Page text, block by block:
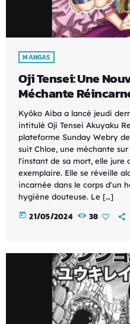
MANGAS
Oji Tensei: Une
Méchante
Kyôko Aiba a lancé jeudi
intitulé Oji Tensei Akuyaku
plateforme Sunday Webry
suit Chloe, une méchante
l'instant de sa mort, elle jure
exemplaire. Elle se réveille
incarnée dans le corps d'un
hygiène douteuse. Le […]
today 21/05/2024 38